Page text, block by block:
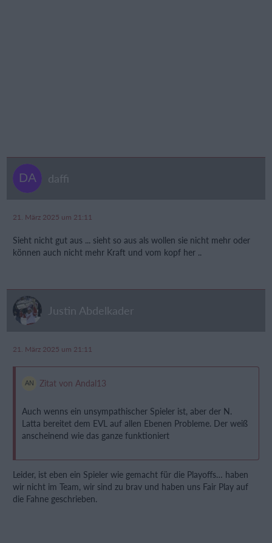
daffi
21. März 2025 um 21:11
Sieht nicht gut aus ... sieht so aus als wollen sie nicht mehr oder
können auch nicht mehr Kraft und vom kopf her ..
Justin Abdelkader
21. März 2025 um 21:11
Zitat von Andal13
Auch wenns ein unsympathischer Spieler ist, aber der N.
Latta bereitet dem EVL auf allen Ebenen Probleme. Der weiß
anscheinend wie das ganze funktioniert
Leider, ist eben ein Spieler wie gemacht für die Playoffs… haben
wir nicht im Team, wir sind zu brav und haben uns Fair Play auf
die Fahne geschrieben.